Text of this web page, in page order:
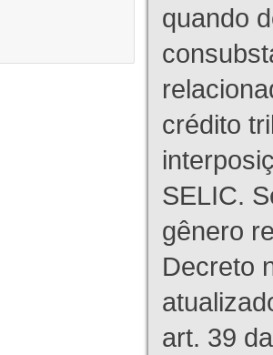
quando
crédito
SELIC.
gênero
Decreto
art. 39